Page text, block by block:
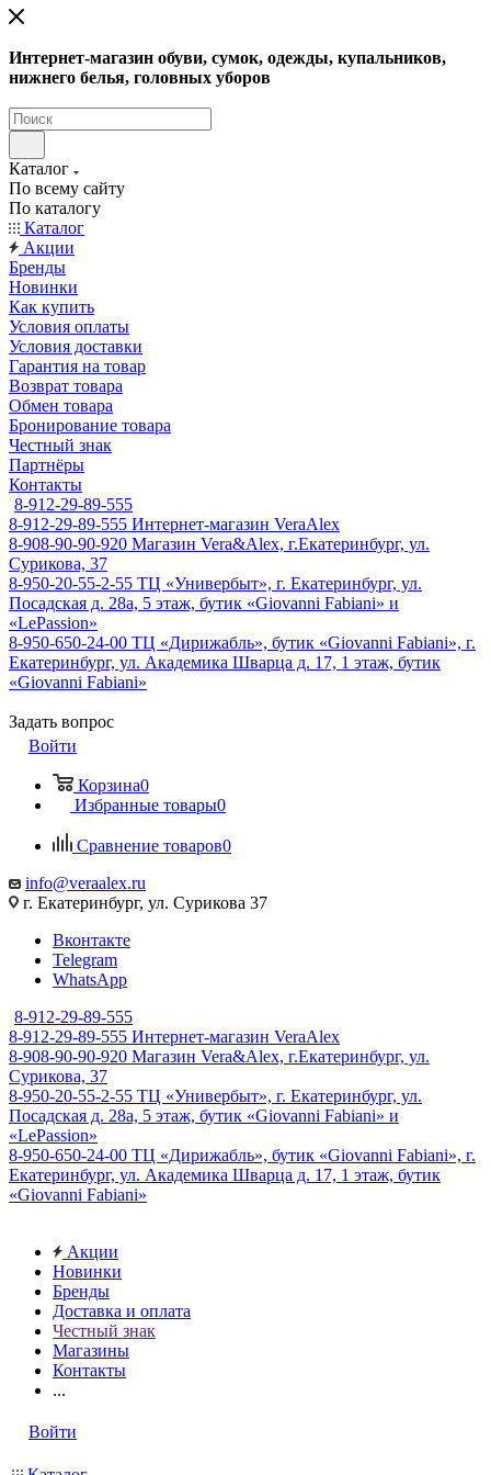
Интернет-магазин обуви, сумок, одежды, купальников,
нижнего белья, головных уборов
Каталог
По всему сайту
По каталогу
Каталог
Акции
Бренды
Новинки
Как купить
Условия оплаты
Условия доставки
Гарантия на товар
Возврат товара
Обмен товара
Бронирование товара
Честный знак
Партнёры
Контакты
8-912-29-89-555
8-912-29-89-555 Интернет-магазин VeraAlex
8-908-90-90-920 Магазин Vera&Alex, г.Екатеринбург, ул.
Сурикова, 37
8-950-20-55-2-55 ТЦ «Универбыт», г. Екатеринбург, ул.
Посадская д. 28а, 5 этаж, бутик «Giovanni Fabiani» и
«LePassion»
8-950-650-24-00 ТЦ «Дирижабль», бутик «Giovanni Fabiani», г.
Екатеринбург, ул. Академика Шварца д. 17, 1 этаж, бутик
«Giovanni Fabiani»
Задать вопрос
Войти
Корзина0
Избранные товары0
Сравнение товаров0
info@veraalex.ru
г. Екатеринбург, ул. Сурикова 37
Вконтакте
Telegram
WhatsApp
8-912-29-89-555
8-912-29-89-555 Интернет-магазин VeraAlex
8-908-90-90-920 Магазин Vera&Alex, г.Екатеринбург, ул.
Сурикова, 37
8-950-20-55-2-55 ТЦ «Универбыт», г. Екатеринбург, ул.
Посадская д. 28а, 5 этаж, бутик «Giovanni Fabiani» и
«LePassion»
8-950-650-24-00 ТЦ «Дирижабль», бутик «Giovanni Fabiani», г.
Екатеринбург, ул. Академика Шварца д. 17, 1 этаж, бутик
«Giovanni Fabiani»
Акции
Новинки
Бренды
Доставка и оплата
Честный знак
Магазины
Контакты
...
Войти